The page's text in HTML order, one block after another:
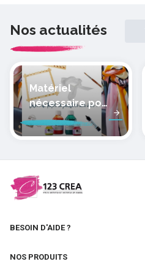
Nos actualités
Matériel
nécessaire pour
peindre la soie
BESOIN D'AIDE ?
NOS PRODUITS